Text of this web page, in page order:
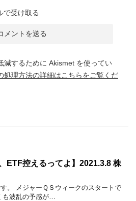
で受け取る
減するために Akismet を使ってい
処理方法の詳細はこちらをご覧くだ
、ETF控えるってよ】2021.3.8 株
。 メジャーＱＳウィークのスタートで
も波乱の予感が…